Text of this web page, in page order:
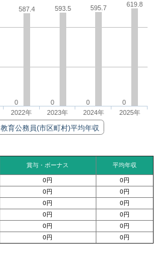
0 0 0 0
587.4 593.5 595.7 619.8
教育公務員(市区町村)平均年収
2022年 2023年 2024年 2025年
賞与・ボーナス 平均年収
0円
0円
0円
0円
0円
0円
0円
0円
0円
0円
0円 0円